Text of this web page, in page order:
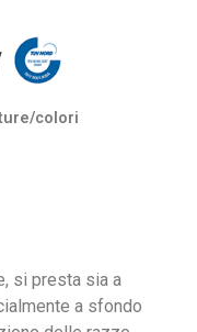
colori
si presta sia a
a sfondo